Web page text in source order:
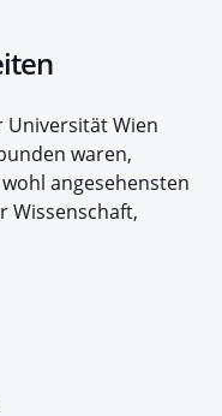
Universität Wien
waren,
angesehensten
Wissenschaft,